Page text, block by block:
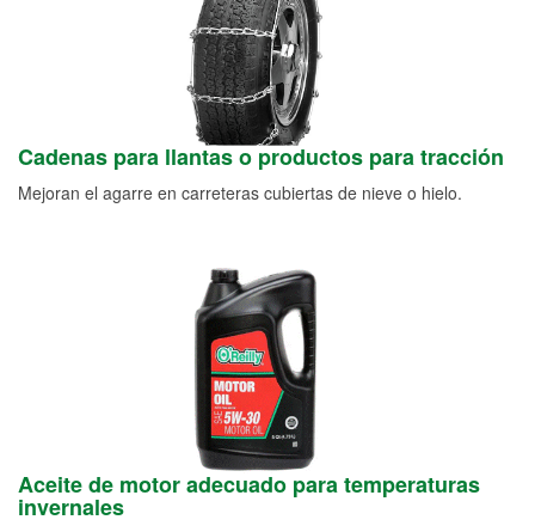
Cadenas para llantas o productos para tracción
Mejoran el agarre en carreteras cubiertas de nieve o hielo.
Aceite de motor adecuado para temperaturas
invernales